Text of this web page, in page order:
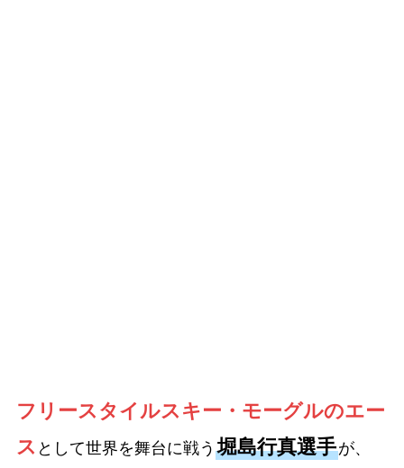
フリースタイルスキー・モーグルのエー
ス として世界を舞台に戦う 堀島行真選手が、